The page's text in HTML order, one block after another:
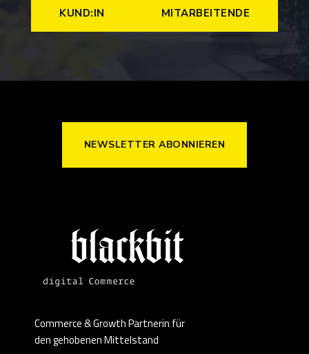
KUND:IN MITARBEITENDE
NEWSLETTER ABONNIEREN
Commerce & Growth Partnerin für
den gehobenen Mittelstand